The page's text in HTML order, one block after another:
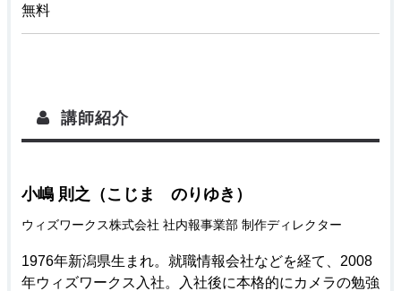
無料
講師紹介
小嶋 則之（こじま のりゆき）
ウィズワークス株式会社 社内報事業部 制作ディレクター
1976年新潟県生まれ。就職情報会社などを経て、2008
年ウィズワークス入社。入社後に本格的にカメラの勉強